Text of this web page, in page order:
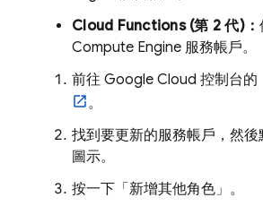
Cloud Functions (第 2 代)：
Compute Engine 服務帳戶。
前往 Google Cloud 控制台的
。
找到要更新的服務帳戶，然
圖示。
按一下「新增其他角色」 。